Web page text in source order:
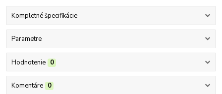
Kompletné špecifikácie
Parametre
Hodnotenie 0
Komentáre 0